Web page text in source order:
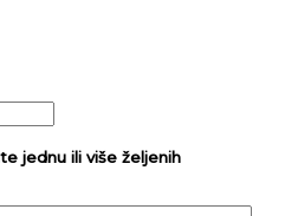
jednu ili više željenih